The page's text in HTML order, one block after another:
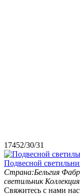
17452/30/31
Подвесной
Страна:Бельгия
светильник
Свяжитесь с нами